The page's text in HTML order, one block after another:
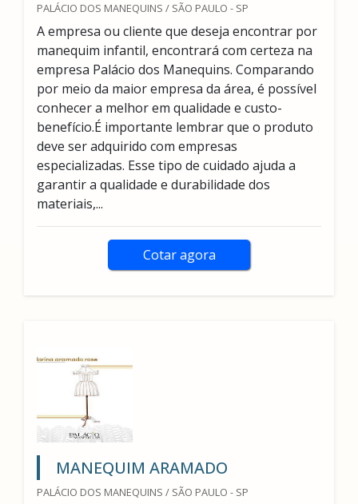
PALÁCIO DOS MANEQUINS / SÃO PAULO - SP
A empresa ou cliente que deseja encontrar por
manequim infantil, encontrará com certeza na
empresa Palácio dos Manequins. Comparando
por meio da maior empresa da área, é possível
conhecer a melhor em qualidade e custo-
benefício.É importante lembrar que o produto
deve ser adquirido com empresas
especializadas. Esse tipo de cuidado ajuda a
garantir a qualidade e durabilidade dos
materiais,...
Cotar agora
MANEQUIM ARAMADO
PALÁCIO DOS MANEQUINS / SÃO PAULO - SP